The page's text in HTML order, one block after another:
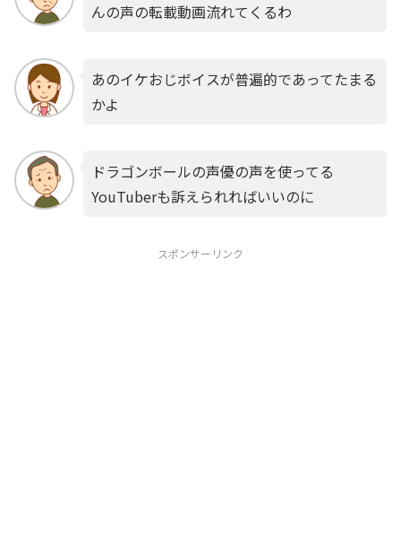
んの声の転載動画流れてくるわ
あのイケおじボイスが普遍的であってたまる
かよ
ドラゴンボールの声優の声を使ってる
YouTuberも訴えられればいいのに
スポンサーリンク